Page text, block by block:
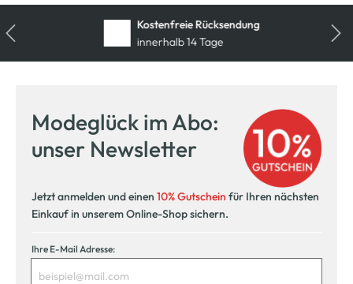
Kostenfreie Rücksendung
innerhalb 14 Tage
Modeglück im Abo:
unser Newsletter
Jetzt anmelden und einen 10% Gutschein für Ihren nächsten
Einkauf in unserem Online-Shop sichern.
Ihre E-Mail Adresse: